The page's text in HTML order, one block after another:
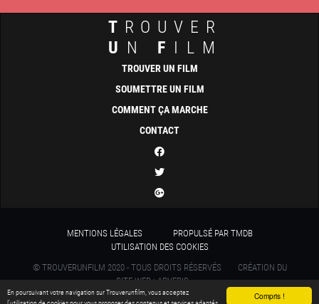
Compris !
En poursuivant votre navigation sur Trouverunfilm, vous acceptez
T ROUVER
U N F ILM
TROUVER UN FILM
SOUMETTRE UN FILM
COMMENT ÇA MARCHE
CONTACT
MENTIONS LÉGALES
PROPULSÉ PAR TMDB
UTILISATION DES COOKIES
© TROUVERUNFILM 2020 - TOUS DROITS RÉSERVÉS
CRÉATION DU
SITE WEB : ADVERIS